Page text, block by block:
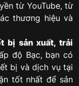
từ YouTube, từ
thương hiệu và
bị sản xuất, trải
độ Bạc, bạn có
bị và dịch vụ tại
tốt nhất để sản